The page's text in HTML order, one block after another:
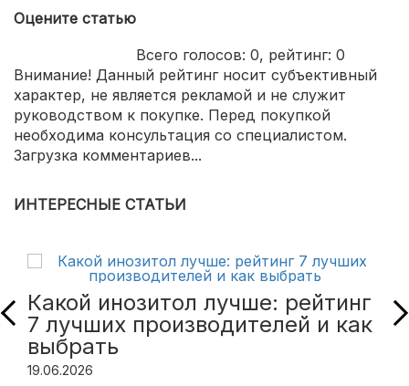
Оцените статью
Всего голосов: 0, рейтинг: 0
Внимание! Данный рейтинг носит субъективный
характер, не является рекламой и не служит
руководством к покупке. Перед покупкой
необходима консультация со специалистом.
Загрузка комментариев...
ИНТЕРЕСНЫЕ СТАТЬИ
Какой инозитол лучше: рейтинг
7 лучших производителей и как
выбрать
19.06.2026